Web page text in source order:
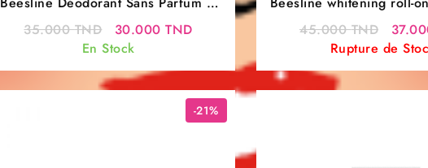
Blanchissant & Sans Aluminium
35.000TND
Le
prix
initial
était :
35.000 TND.
30.000TNDLe
actuel
30.000 TND.
En Stock
arabian oud
45.000TND
Le
prix
initial
Rupture de
-21%